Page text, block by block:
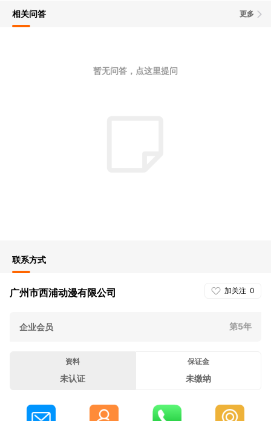
更多
相关问答
暂无问答，点这里提问
联系方式
加关注 0
广州市西浦动漫有限公司
企业会员 第5年
资料
未认证
保证金
未缴纳